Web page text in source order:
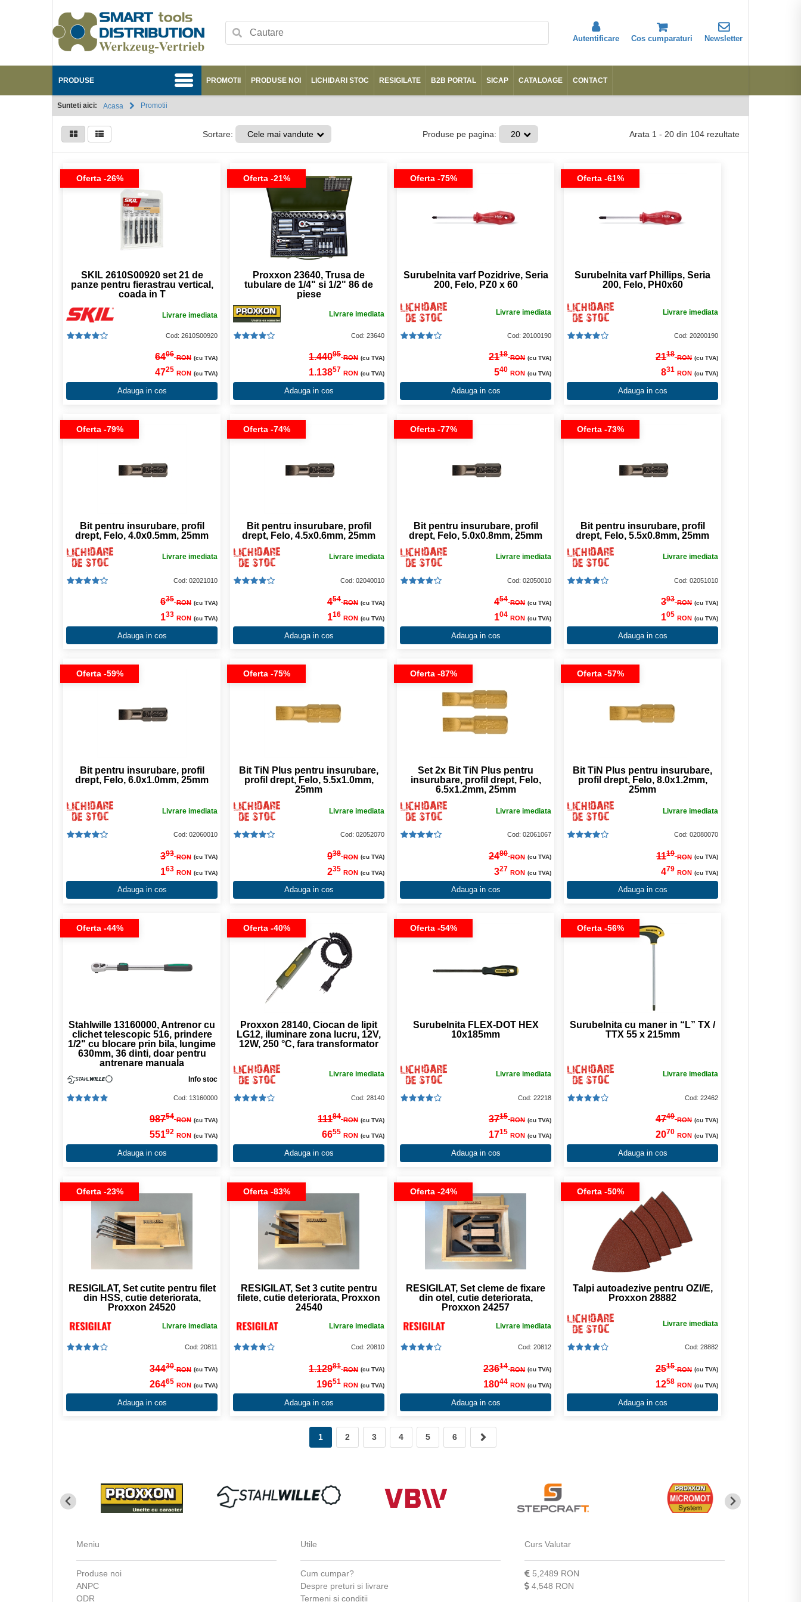
Autentificare Cos cumparaturi Newsletter
Abonare
PRODUSE PROMOTII PRODUSE NOI LICHIDARI STOC RESIGILATE B2B PORTAL SICAP CATALOAGE CONTACT
Sunteti aici: Acasa Promotii
Sortare: Cele mai vandute Produse pe pagina: 20 Arata 1 - 20 din 104 rezultate
Oferta -26%
SKIL 2610S00920 set 21 de
panze pentru fierastrau vertical,
coada in T
Livrare imediata
Cod: 2610S00920
6406 RON (cu TVA)
4725 RON (cu TVA)
Adauga in cos
Oferta -21%
Proxxon 23640, Trusa de
tubulare de 1/4" si 1/2" 86 de
piese
Livrare imediata
Cod: 23640
1.44095 RON (cu TVA)
1.13857 RON (cu TVA)
Adauga in cos
Oferta -75%
Surubelnita varf Pozidrive, Seria
200, Felo, PZ0 x 60
Livrare imediata
Cod: 20100190
2118 RON (cu TVA)
540 RON (cu TVA)
Adauga in cos
Oferta -61%
Surubelnita varf Phillips, Seria
200, Felo, PH0x60
Livrare imediata
Cod: 20200190
2118 RON (cu TVA)
831 RON (cu TVA)
Adauga in cos
Oferta -79%
Bit pentru insurubare, profil
drept, Felo, 4.0x0.5mm, 25mm
Livrare imediata
Cod: 02021010
635 RON (cu TVA)
133 RON (cu TVA)
Adauga in cos
Oferta -74%
Bit pentru insurubare, profil
drept, Felo, 4.5x0.6mm, 25mm
Livrare imediata
Cod: 02040010
454 RON (cu TVA)
116 RON (cu TVA)
Adauga in cos
Oferta -77%
Bit pentru insurubare, profil
drept, Felo, 5.0x0.8mm, 25mm
Livrare imediata
Cod: 02050010
454 RON (cu TVA)
104 RON (cu TVA)
Adauga in cos
Oferta -73%
Bit pentru insurubare, profil
drept, Felo, 5.5x0.8mm, 25mm
Livrare imediata
Cod: 02051010
393 RON (cu TVA)
105 RON (cu TVA)
Adauga in cos
Oferta -59%
Bit pentru insurubare, profil
drept, Felo, 6.0x1.0mm, 25mm
Livrare imediata
Cod: 02060010
393 RON (cu TVA)
163 RON (cu TVA)
Adauga in cos
Oferta -75%
Bit TiN Plus pentru insurubare,
profil drept, Felo, 5.5x1.0mm,
25mm
Livrare imediata
Cod: 02052070
938 RON (cu TVA)
235 RON (cu TVA)
Adauga in cos
Oferta -87%
Set 2x Bit TiN Plus pentru
insurubare, profil drept, Felo,
6.5x1.2mm, 25mm
Livrare imediata
Cod: 02061067
2480 RON (cu TVA)
327 RON (cu TVA)
Adauga in cos
Oferta -57%
Bit TiN Plus pentru insurubare,
profil drept, Felo, 8.0x1.2mm,
25mm
Livrare imediata
Cod: 02080070
1119 RON (cu TVA)
479 RON (cu TVA)
Adauga in cos
Oferta -44%
Stahlwille 13160000, Antrenor cu
clichet telescopic 516, prindere
1/2" cu blocare prin bila, lungime
630mm, 36 dinti, doar pentru
antrenare manuala
Info stoc
Cod: 13160000
98754 RON (cu TVA)
55192 RON (cu TVA)
Adauga in cos
Oferta -40%
Proxxon 28140, Ciocan de lipit
LG12, iluminare zona lucru, 12V,
12W, 250 °C, fara transformator
Livrare imediata
Cod: 28140
11184 RON (cu TVA)
6655 RON (cu TVA)
Adauga in cos
Oferta -54%
Surubelnita FLEX-DOT HEX
10x185mm
Livrare imediata
Cod: 22218
3715 RON (cu TVA)
1715 RON (cu TVA)
Adauga in cos
Oferta -56%
Surubelnita cu maner in “L” TX /
TTX 55 x 215mm
Livrare imediata
Cod: 22462
4749 RON (cu TVA)
2070 RON (cu TVA)
Adauga in cos
Oferta -23%
RESIGILAT, Set cutite pentru filet
din HSS, cutie deteriorata,
Proxxon 24520
Livrare imediata
Cod: 20811
34430 RON (cu TVA)
26465 RON (cu TVA)
Adauga in cos
Oferta -83%
RESIGILAT, Set 3 cutite pentru
filete, cutie deteriorata, Proxxon
24540
Livrare imediata
Cod: 20810
1.12981 RON (cu TVA)
19651 RON (cu TVA)
Adauga in cos
Oferta -24%
RESIGILAT, Set cleme de fixare
din otel, cutie deteriorata,
Proxxon 24257
Livrare imediata
Cod: 20812
23614 RON (cu TVA)
18044 RON (cu TVA)
Adauga in cos
Oferta -50%
Talpi autoadezive pentru OZI/E,
Proxxon 28882
Livrare imediata
Cod: 28882
2515 RON (cu TVA)
1258 RON (cu TVA)
Adauga in cos
1 2 3 4 5 6
Meniu
Produse noi
ANPC
ODR
Utile
Cum cumpar?
Despre preturi si livrare
Termeni si conditii
Curs Valutar
5,2489 RON
4,548 RON